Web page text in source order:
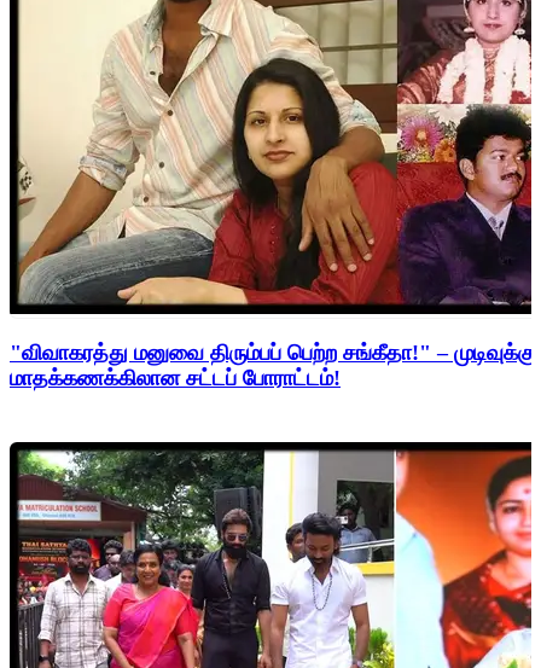
"விவாகரத்து மனுவை திரும்பப் பெற்ற சங்கீதா!" –
மாதக்கணக்கிலான சட்டப் போராட்டம்!